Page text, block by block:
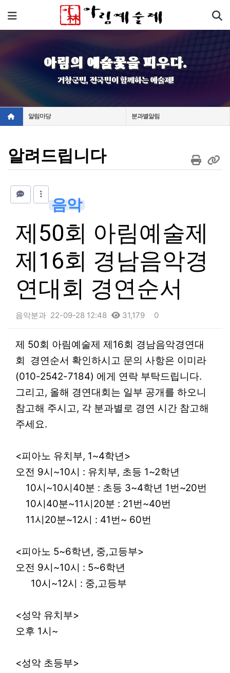
메뉴
아림의 예술꽃을 피우다.
거창군민, 전국민이 함께하는 예술제!
알림마당 분과별알림
알려드립니다
음악
제50회 아림예술제
제16회 경남음악경
연대회 경연순서
음악분과 22-09-28 12:48 31,179 0
본문
제 50회 아림예술제 제16회 경남음악경연대
회 경연순서 확인하시고 문의 사항은 이미라
(010-2542-7184) 에게 연락 부탁드립니다.
그리고, 올해 경연대회는 일부 공개를 하오니
참고해 주시고, 각 분과별로 경연 시간 참고해
주세요.
<피아노 유치부, 1~4학년>
오전 9시~10시 : 유치부, 초등 1~2학년
10시~10시40분 : 초등 3~4학년 1번~20번
10시40분~11시20분 : 21번~40번
11시20분~12시 : 41번~ 60번
<피아노 5~6학년, 중,고등부>
오전 9시~10시 : 5~6학년
10시~12시 : 중,고등부
<성악 유치부>
오후 1시~
<성악 초등부>